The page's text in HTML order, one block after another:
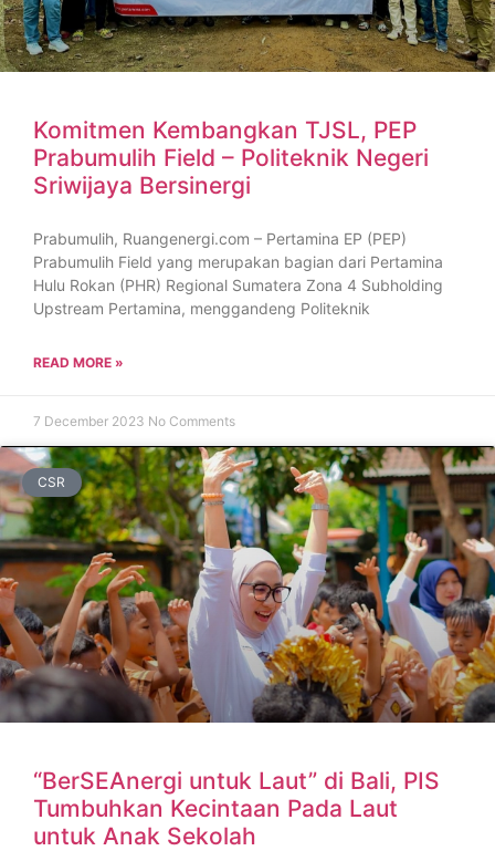
Komitmen Kembangkan TJSL, PEP
Prabumulih Field – Politeknik Negeri
Sriwijaya Bersinergi
Prabumulih, Ruangenergi.com – Pertamina EP (PEP)
Prabumulih Field yang merupakan bagian dari Pertamina
Hulu Rokan (PHR) Regional Sumatera Zona 4 Subholding
Upstream Pertamina, menggandeng Politeknik
READ MORE »
7 December 2023 No Comments
CSR
“BerSEAnergi untuk Laut” di Bali, PIS
Tumbuhkan Kecintaan Pada Laut
untuk Anak Sekolah